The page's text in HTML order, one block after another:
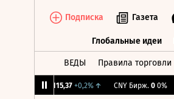
Подписка Газета
Глобальные идеи
ВЕДЫ Правила торговли
115,37 +0,2%↑ CNY Бирж. 0 0%